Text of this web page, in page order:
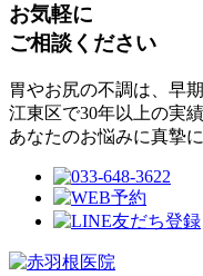
お気軽に
ご相談ください
胃やお尻の不調は、早
江東区で30年以上の実
あなたのお悩みに真摯